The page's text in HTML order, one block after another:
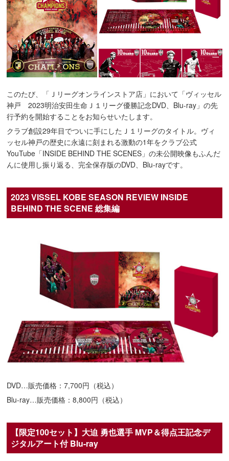
このたび、「Ｊリーグオンラインストア店」において「ヴィッセル
神戸 2023明治安田生命Ｊ１リーグ優勝記念DVD、Blu-ray」の先
行予約を開始することをお知らせいたします。
クラブ創設29年目でついに手にしたＪ１リーグのタイトル。ヴィ
ッセル神戸の歴史に永遠に刻まれる激動の1年をクラブ公式
YouTube「INSIDE BEHIND THE SCENES」の未公開映像もふんだ
んに使用し振り返る、完全保存版のDVD、Blu-rayです。
2023 VISSEL KOBE SEASON REVIEW INSIDE
BEHIND THE SCENE 総集編
DVD…販売価格：7,700円（税込）
Blu-ray…販売価格：8,800円（税込）
【限定100セット】大迫 勇也選手 MVP＆得点王記念デ
ジタルアート付 Blu-ray